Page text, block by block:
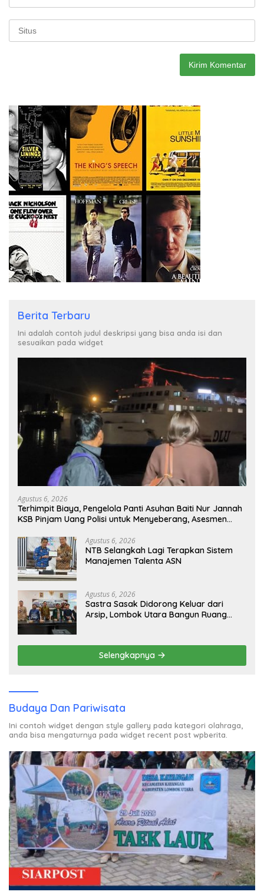
Berita Terbaru
Ini adalah contoh judul deskripsi yang bisa anda isi dan
sesuaikan pada widget
Agustus 6, 2026
Terhimpit Biaya, Pengelola Panti Asuhan Baiti Nur Jannah
KSB Pinjam Uang Polisi untuk Menyeberang, Asesmen
Agustus 6, 2026
NTB Selangkah Lagi Terapkan Sistem
Manajemen Talenta ASN
Agustus 6, 2026
Sastra Sasak Didorong Keluar dari
Arsip, Lombok Utara Bangun Ruang
Selengkapnya
Budaya Dan Pariwisata
Ini contoh widget dengan style gallery pada kategori olahraga,
anda bisa mengaturnya pada widget recent post wpberita.